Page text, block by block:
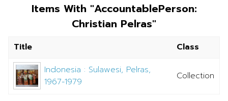
Items With "accountablePerson:
Christian Pelras"
Title
Class
Indonesia : Sulawesi, Pelras,
1967-1979
Collection